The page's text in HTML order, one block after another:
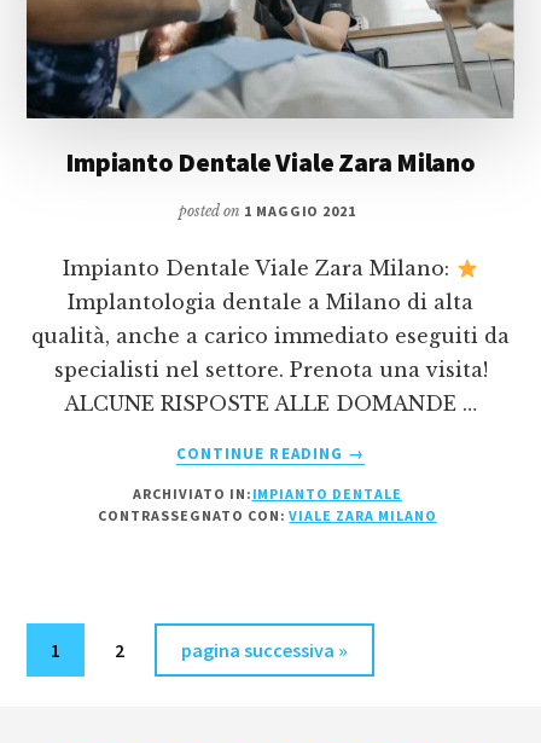
Impianto Dentale Viale Zara Milano
posted on 1 MAGGIO 2021
Impianto Dentale Viale Zara Milano:
Implantologia dentale a Milano di alta
qualità, anche a carico immediato eseguiti da
specialisti nel settore. Prenota una visita!
ALCUNE RISPOSTE ALLE DOMANDE …
CONTINUE READING
INFOIMPIANTO
VIALE
ZARA
→
ARCHIVIATO IN: IMPIANTO DENTALE
CONTRASSEGNATO CON:VIALE ZARA MILANO
Pagina
1 Pagina
2
Vai
alla
pagina successiva »